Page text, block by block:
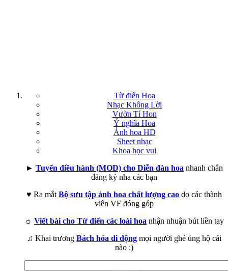
Từ điển Hoa
Nhạc Không Lời
Vườn Tí Hon
Ý nghĩa Hoa
Ảnh hoa HD
Sheet nhạc
Khoa học vui
► Tuyển điều hành (MOD) cho Diễn đàn hoa nhanh chân
đăng ký nha các bạn
♥ Ra mắt Bộ sưu tập ảnh hoa chất lượng cao do các thành
viên VF đóng góp
☼ Viết bài cho Từ điển các loài hoa nhận nhuận bút liền tay
♫ Khai trương Bách hóa di động mọi người ghé ủng hộ cái
nào :)